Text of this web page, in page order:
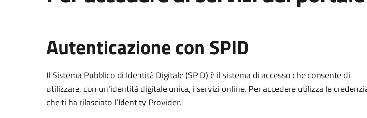
Autenticazione con SPID
Il Sistema Pubblico di Identità Digitale (SPID) è il sistema di accesso che consente di
utilizzare, con un'identità digitale unica, i servizi online. Per accedere utilizza le
che ti ha rilasciato l’Identity Provider.